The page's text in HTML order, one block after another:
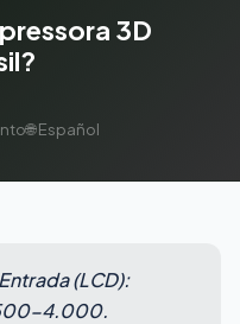
3D
🌐 Español
(LCD):
4.000.